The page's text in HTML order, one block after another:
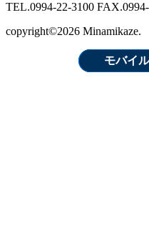
TEL.0994-22-3100
copyright©2026 Minamikaze.
モバイル